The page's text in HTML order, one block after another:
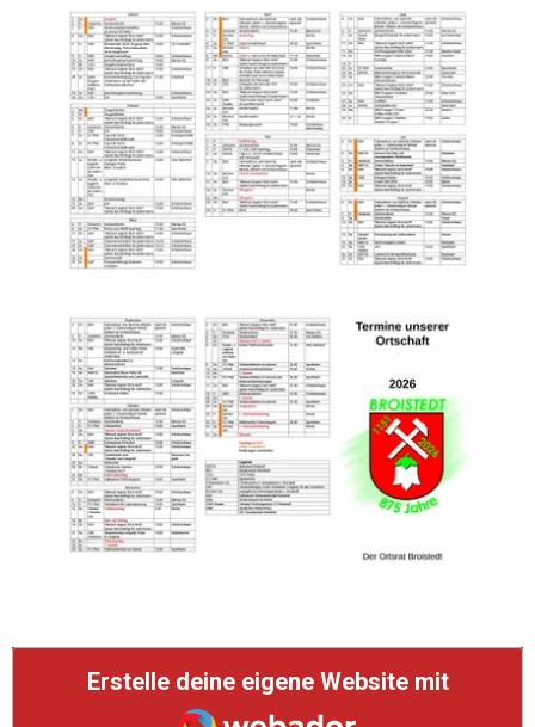
Erstelle deine eigene Website mit
Webador